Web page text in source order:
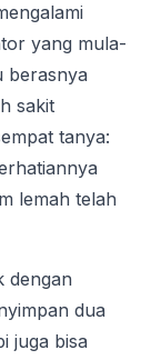
yang mula-
berasnya
sakit
tanya:
lemah telah
dengan
dua
juga bisa